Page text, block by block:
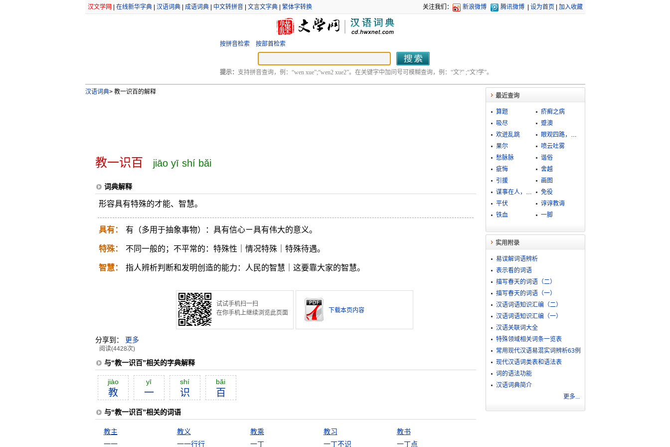
汉文学网 在线新华字典| 汉语词典| 成语词典| 中文转拼音| 文言文字典| 繁体字转换 关注我们： 新浪微博 腾讯微博 设为首页 加入收藏
按拼音检索 按部首检索
提示： 支持拼音查询，例：“wen xue”;“wen2 xue2”。在关键字中加问号可模糊查询，例：“文?” ;“文?学”。
汉语词典>教一识百的解释
教一识百 jiāo yī shí bǎi
词典解释
形容具有特殊的才能、智慧。
具有： 有（多用于抽象事物）：具有信心ㄧ具有伟大的意义。
特殊： 不同一般的；不平常的：特殊性｜情况特殊｜特殊待遇。
智慧： 指人辨析判断和发明创造的能力：人民的智慧｜这要靠大家的智慧。
试试手机扫一扫
在你手机上继续浏览此页面
下载本页内容
分享到： 更多
阅读(4428次)
与“教一识百”相关的字典解释
jiào
教
yī
一
shí
识
băi
百
与“教一识百”相关的词语
教主 教义 教乘 教习
教书
一一
一一行行 一丁 一丁不识 一丁点
最近查询
算题
疥癣之病
吸尽
蹙澳
欢迸乱跳
眼观四路，耳听八方
果尔
喷云吐雾
愁脉脉
谐俗
疵悔
舍越
引援
画图
谋事在人，成事在天
免役
平伏
谆谆教诲
铁血
一脚
实用附录
易误解词语辨析
表示看的词语
描写春天的词语（二）
描写春天的词语（一）
汉语词语知识汇编（二）
汉语词语知识汇编（一）
汉语关联词大全
特殊领域相关词条一览表
常用现代汉语易混实词辨析63例
现代汉语词类表和语法表
词的语法功能
汉语词典简介
更多...